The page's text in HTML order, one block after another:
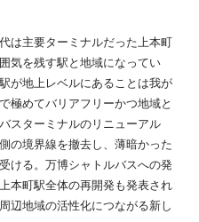
は主要ターミナルだった上本町
気を残す駅と地域になってい
が地上レベルにあることは我が
極めてバリアフリーかつ地域と
スターミナルのリニューアル
の境界線を撤去し、薄暗かった
ける。万博シャトルバスへの発
本町駅全体の再開発も発表され
辺地域の活性化につながる新し